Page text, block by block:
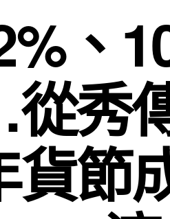
、
秀
貨節